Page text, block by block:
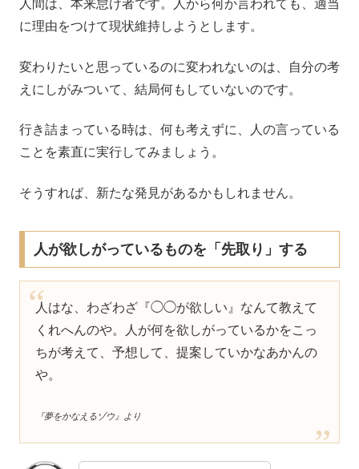
人間は、本来怠け者です。人から何か言われても、適当
に理由をつけて現状維持しようとします。
変わりたいと思っているのに変われないのは、自分の考
えにしがみついて、結局何もしていないのです。
行き詰まっている時は、何も考えずに、人の言っている
ことを素直に実行してみましょう。
そうすれば、新たな発見があるかもしれません。
人が欲しがっているものを「先取り」する
人はな、わざわざ『◯◯が欲しい』なんて教えて
くれへんのや。人が何を欲しがっているかをこっ
ちが考えて、予想して、提案していかなあかんの
や。
『夢をかなえるゾウ』より